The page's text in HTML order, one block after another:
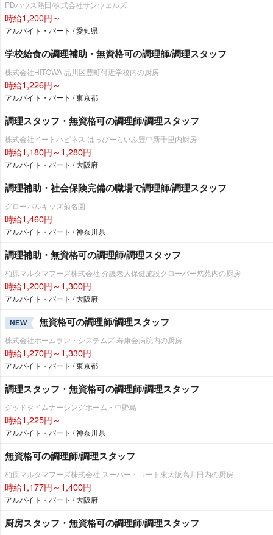
PDハウス熱田/株式会社サンウェルズ
時給1,200円～
アルバイト・パート / 愛知県
学校給食の調理補助・無資格可の調理師/調理スタッフ
株式会社HITOWA 品川区豊町付近学校内の厨房
時給1,226円～
アルバイト・パート / 東京都
調理スタッフ・無資格可の調理師/調理スタッフ
株式会社イートハピネス はっぴーらいふ豊中新千里内厨房
時給1,180円～1,280円
アルバイト・パート / 大阪府
調理補助・社会保険完備の職場で調理師/調理スタッフ
グローバルキッズ菊名園
時給1,460円
アルバイト・パート / 神奈川県
調理補助・無資格可の調理師/調理スタッフ
柏原マルタマフーズ株式会社 介護老人保健施設クローバー悠苑内の厨房
時給1,200円～1,300円
アルバイト・パート / 大阪府
NEW 無資格可の調理師/調理スタッフ
株式会社ホームラン・システムズ 寿康会病院内の厨房
時給1,270円～1,330円
アルバイト・パート / 東京都
調理スタッフ・無資格可の調理師/調理スタッフ
グッドタイムナーシングホーム・中野島
時給1,225円～
アルバイト・パート / 神奈川県
無資格可の調理師/調理スタッフ
柏原マルタマフーズ株式会社 スーパー・コート東大阪高井田内の厨房
時給1,177円～1,400円
アルバイト・パート / 大阪府
厨房スタッフ・無資格可の調理師/調理スタッフ